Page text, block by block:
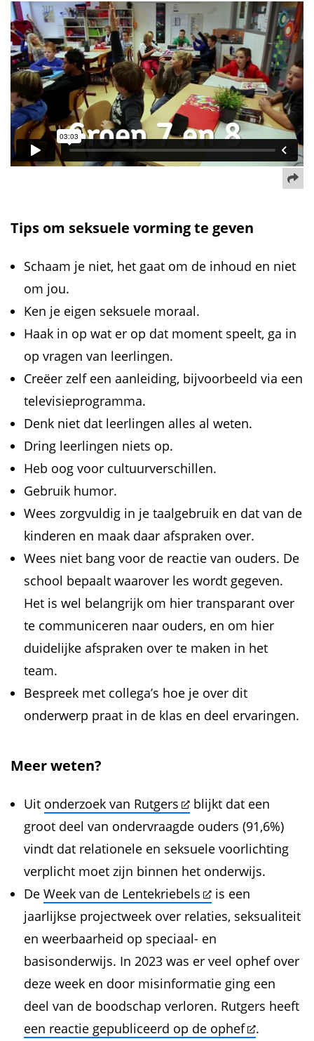
Tips om seksuele vorming te geven
Schaam je niet, het gaat om de inhoud en niet
om jou.
Ken je eigen seksuele moraal.
Haak in op wat er op dat moment speelt, ga in
op vragen van leerlingen.
Creëer zelf een aanleiding, bijvoorbeeld via een
televisieprogramma.
Denk niet dat leerlingen alles al weten.
Dring leerlingen niets op.
Heb oog voor cultuurverschillen.
Gebruik humor.
Wees zorgvuldig in je taalgebruik en dat van de
kinderen en maak daar afspraken over.
Wees niet bang voor de reactie van ouders. De
school bepaalt waarover les wordt gegeven.
Het is wel belangrijk om hier transparant over
te communiceren naar ouders, en om hier
duidelijke afspraken over te maken in het
team.
Bespreek met collega’s hoe je over dit
onderwerp praat in de klas en deel ervaringen.
Meer weten?
Uit onderzoek van Rutgers
blijkt dat een
groot deel van ondervraagde ouders (91,6%)
vindt dat relationele en seksuele voorlichting
verplicht moet zijn binnen het onderwijs.
De Week van de Lentekriebels
is een
jaarlijkse projectweek over relaties, seksualiteit
en weerbaarheid op speciaal- en
basisonderwijs. In 2023 was er veel ophef over
deze week en door misinformatie ging een
deel van de boodschap verloren. Rutgers heeft
een reactie gepubliceerd op de ophef
.